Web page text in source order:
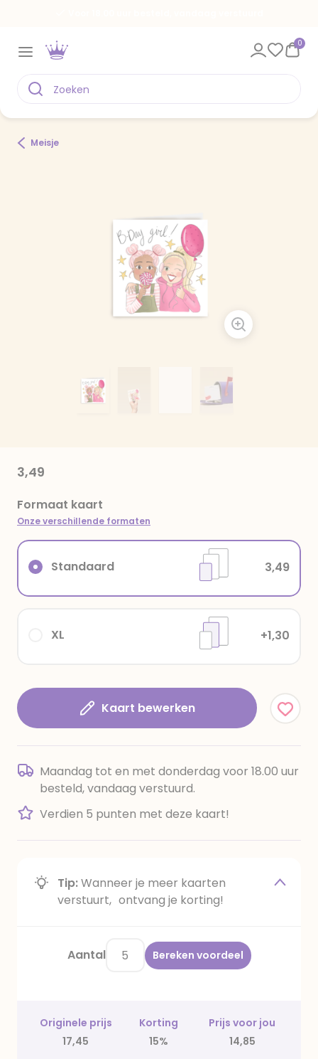
0
Meisje
3,49
Formaat kaart
Onze verschillende formaten
XL +1,30
Standaard 3,49
Kaart bewerken
Maandag tot en met donderdag voor 18.00 uur
besteld, vandaag verstuurd.
Verdien 5 punten met deze kaart!
Tip:Wanneer je meer kaarten
verstuurt, ontvang je korting!
Aantal Bereken voordeel
Originele prijs Korting
Prijs voor jou
17,45
15% 14,85